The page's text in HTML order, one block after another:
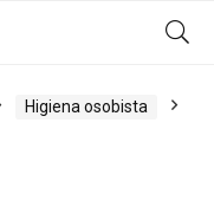
Higiena osobista